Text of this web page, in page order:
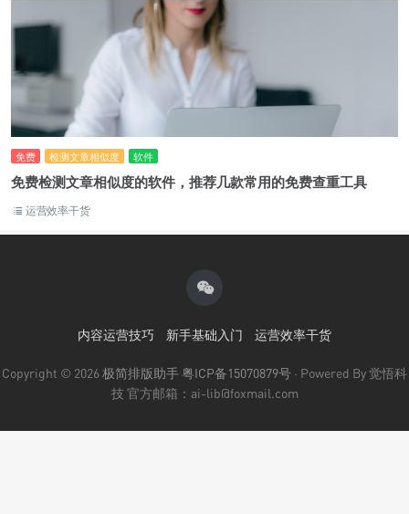
免费 检测文章相似度 软件
免费检测文章相似度的软件，推荐几款常用的免费查重工具
运营效率干货
内容运营技巧 新手基础入门 运营效率干货
Copyright © 2026极简排版助手粤ICP备15070879号 · Powered By 觉悟科
技 官方邮箱：ai-lib@foxmail.com